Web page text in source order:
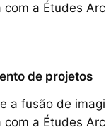
com a Études
de projetos
a fusão de
com a Études